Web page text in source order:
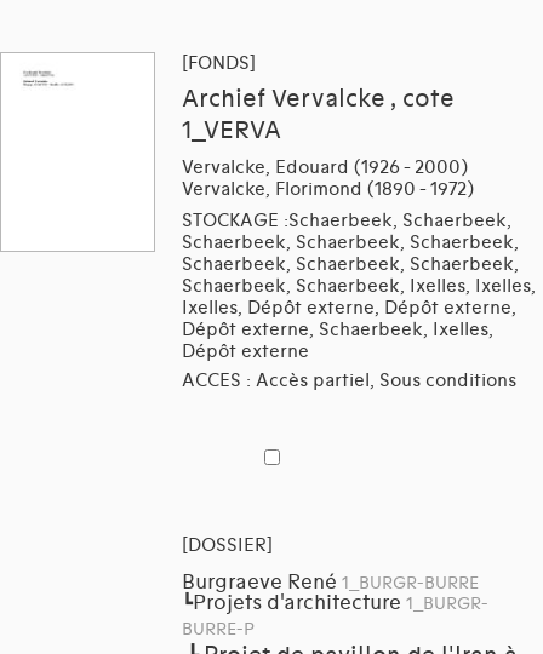
[FONDS]
Archief Vervalcke , cote
1_VERVA
Vervalcke, Edouard (1926 - 2000)
Vervalcke, Florimond (1890 - 1972)
STOCKAGE :Schaerbeek, Schaerbeek,
Schaerbeek, Schaerbeek, Schaerbeek,
Schaerbeek, Schaerbeek, Schaerbeek,
Schaerbeek, Schaerbeek, Ixelles, Ixelles,
Ixelles, Dépôt externe, Dépôt externe,
Dépôt externe, Schaerbeek, Ixelles,
Dépôt externe
ACCES : Accès partiel, Sous conditions
[DOSSIER]
Burgraeve René 1_BURGR-BURRE
┗Projets d'architecture 1_BURGR-
BURRE-P